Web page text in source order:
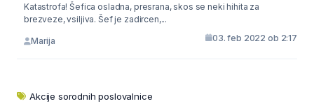
Katastrofa! Šefica osladna, presrana, skos se neki hihita za
brezveze, vsiljiva. Šef je zadircen,...
Marija 03. feb 2022 ob 2:17
Akcije sorodnih poslovalnice